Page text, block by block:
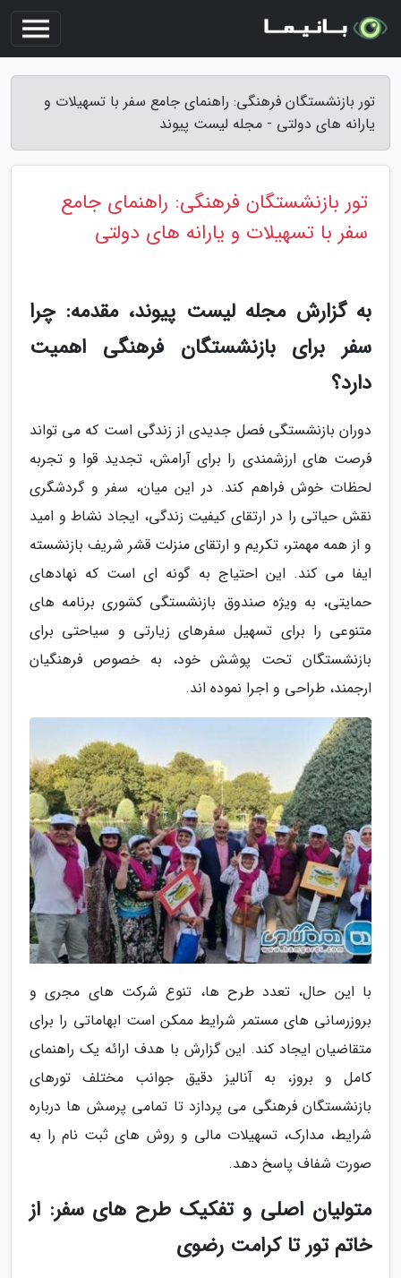
تور بازنشستگان فرهنگی: راهنمای جامع سفر با تسهیلات و
یارانه های دولتی - مجله لیست پیوند
تور بازنشستگان فرهنگی: راهنمای جامع
سفر با تسهیلات و یارانه های دولتی
به گزارش مجله لیست پیوند، مقدمه: چرا
سفر برای بازنشستگان فرهنگی اهمیت
دارد؟
دوران بازنشستگی فصل جدیدی از زندگی است که می تواند
فرصت های ارزشمندی را برای آرامش، تجدید قوا و تجربه
لحظات خوش فراهم کند. در این میان، سفر و گردشگری
نقش حیاتی را در ارتقای کیفیت زندگی، ایجاد نشاط و امید
و از همه مهمتر، تکریم و ارتقای منزلت قشر شریف بازنشسته
ایفا می کند. این احتیاج به گونه ای است که نهادهای
حمایتی، به ویژه صندوق بازنشستگی کشوری برنامه های
متنوعی را برای تسهیل سفرهای زیارتی و سیاحتی برای
بازنشستگان تحت پوشش خود، به خصوص فرهنگیان
ارجمند، طراحی و اجرا نموده اند.
با این حال، تعدد طرح ها، تنوع شرکت های مجری و
بروزرسانی های مستمر شرایط ممکن است ابهاماتی را برای
متقاضیان ایجاد کند. این گزارش با هدف ارائه یک راهنمای
کامل و بروز، به آنالیز دقیق جوانب مختلف تورهای
بازنشستگان فرهنگی می پردازد تا تمامی پرسش ها درباره
شرایط، مدارک، تسهیلات مالی و روش های ثبت نام را به
صورت شفاف پاسخ دهد.
متولیان اصلی و تفکیک طرح های سفر: از
خاتم تور تا کرامت رضوی